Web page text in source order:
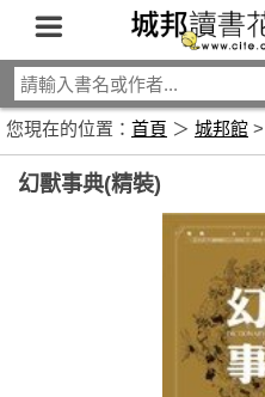
您現在的位置： 首頁 ＞ 城邦館 >
幻獸事典(精裝)